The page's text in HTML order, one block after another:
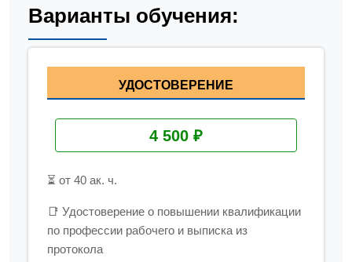
Варианты обучения:
УДОСТОВЕРЕНИЕ
4 500 ₽
⏳ от 40 ак. ч.
📑 Удостоверение о повышении квалификации
по профессии рабочего и выписка из
протокола